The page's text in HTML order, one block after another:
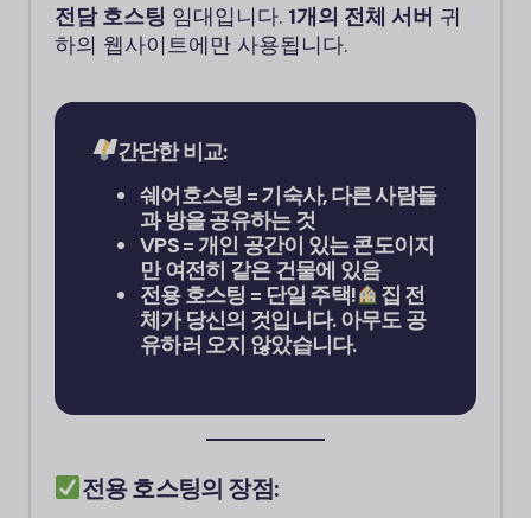
전담 호스팅 임대입니다. 1개의 전체 서버 귀
하의 웹사이트에만 사용됩니다.
간단한 비교:
쉐어호스팅 = 기숙사, 다른 사람들
과 방을 공유하는 것
VPS = 개인 공간이 있는 콘도이지
만 여전히 같은 건물에 있음
전용 호스팅 = 단일 주택!
집 전
체가 당신의 것입니다. 아무도 공
유하러 오지 않았습니다.
전용 호스팅의 장점: